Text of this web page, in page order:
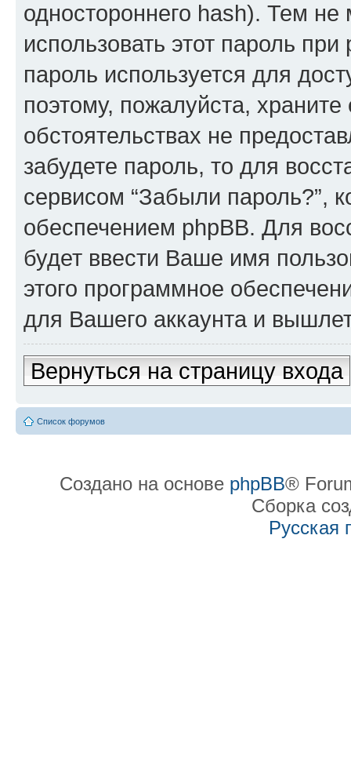
одностороннего hash). Тем
использовать этот пароль
пароль используется для
поэтому, пожалуйста, храните
обстоятельствах не
забудете пароль, то для
сервисом “Забыли пароль?”,
обеспечением phpBB. Для
будет ввести Ваше имя
этого программное
для Вашего аккаунта и
Вернуться на страницу входа
Список форумов
Создано на основе phpBB®
Сборка
Русская